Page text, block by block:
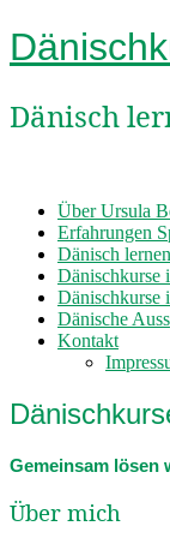
Dänisch
Über Ursula
Erfahrungen
Dänisch
Dänischkurse
Dänischkurse
Dänische
Kontakt
Gemeinsam
Über mich